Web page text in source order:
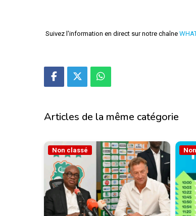
Suivez l'information en direct sur notre chaîne
Articles de la même catégorie
Non classé